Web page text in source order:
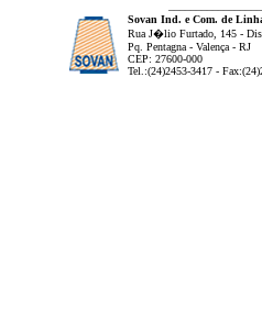
Sovan Ind. e Com. de
Rua J�lio Furtado, 145 -
Pq. Pentagna - Valença - RJ
CEP: 27600-000
Tel.:(24)2453-3417 -